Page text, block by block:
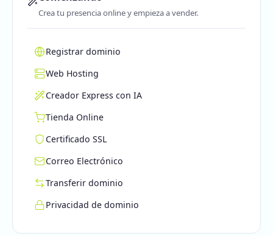
Crea tu presencia online y empieza a vender.
Registrar dominio
Web Hosting
Creador Express con IA
Tienda Online
Certificado SSL
Correo Electrónico
Transferir dominio
Privacidad de dominio